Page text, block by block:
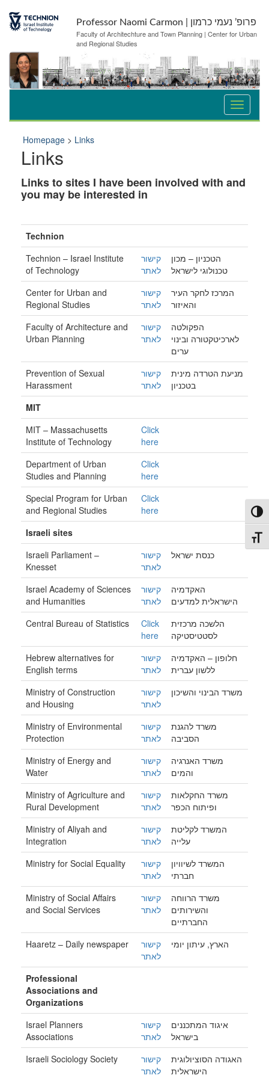
Content
navigation
Professor Naomi Carmon | פרופ’ נעמי כרמון
Faculty of Architechture and Town Planning | Center for Urban
and Regional Studies
Homepage > Links
Links
Links to sites I have been involved with and
you may be interested in
Technion
Technion – Israel Institute
of Technology
קישור
לאתר
הטכניון – מכון
טכנולוגי לישראל
Center for Urban and
Regional Studies
קישור
לאתר
המרכז לחקר העיר
והאיזור
Faculty of Architecture and
Urban Planning
קישור
לאתר
הפקולטה
לארכיטקטורה ובינוי
ערים
Prevention of Sexual
Harassment
קישור
לאתר
מניעת הטרדה מינית
בטכניון
MIT
MIT – Massachusetts
Institute of Technology
Click
here
Department of Urban
Studies and Planning
Click
here
Special Program for Urban
and Regional Studies
Click
here
Israeli sites
Israeli Parliament –
Knesset
קישור
לאתר
כנסת ישראל
Israel Academy of Sciences
and Humanities
קישור
לאתר
האקדמיה
הישראלית למדעים
Central Bureau of Statistics
Click
here
הלשכה מרכזית
לסטטיסטיקה
Hebrew alternatives for
English terms
קישור
לאתר
חלופון – האקדמיה
ללשון עברית
Ministry of Construction
and Housing
קישור
לאתר
משרד הבינוי והשיכון
Ministry of Environmental
Protection
קישור
לאתר
משרד להגנת
הסביבה
Ministry of Energy and
Water
קישור
לאתר
משרד האנרגיה
והמים
Ministry of Agriculture and
Rural Development
קישור
לאתר
משרד החקלאות
ופיתוח הכפר
Ministry of Aliyah and
Integration
קישור
לאתר
המשרד לקליטת
עלייה
Ministry for Social Equality
קישור
לאתר
המשרד לשיוויון
חברתי
Ministry of Social Affairs
and Social Services
קישור
לאתר
משרד הרווחה
והשירותים
החברתיים
Haaretz – Daily newspaper
קישור
לאתר
הארץ, עיתון יומי
Professional
Associations and
Organizations
Israel Planners
Associations
קישור
לאתר
איגוד המתכננים
בישראל
Israeli Sociology Society
קישור
לאתר
האגודה הסוציולוגית
הישראלית